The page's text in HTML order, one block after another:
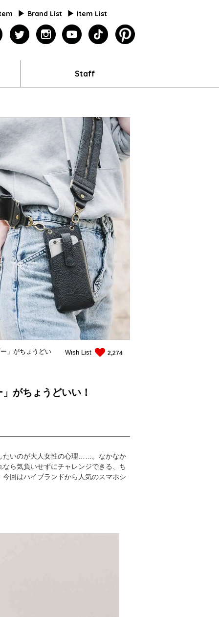
Brand List Item List
pinterest
tiktok
youtube
instagram
twitter
facebook
Staff
」がちょうどい Wish List 2,274
がちょうどいい！
たいのが大人女性の心理……。なかなか
ら気負いせずにチャレンジできる、ち
回はハイブランドから人気のスマホシ